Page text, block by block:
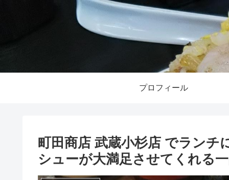
プロフィール
町田商店 武蔵小杉店 でランチ
シューが大満足させてくれる